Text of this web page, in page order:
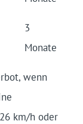
3
Monate
wenn
km/h oder